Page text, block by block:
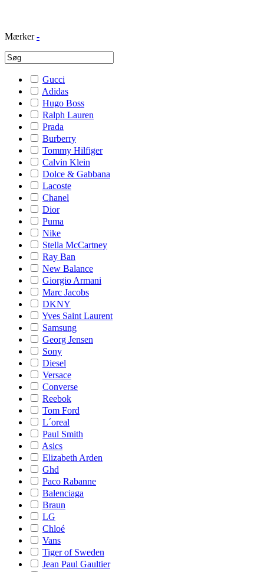
Mærker -
Gucci
Adidas
Hugo Boss
Ralph Lauren
Prada
Burberry
Tommy Hilfiger
Calvin Klein
Dolce & Gabbana
Lacoste
Chanel
Dior
Puma
Nike
Stella McCartney
Ray Ban
New Balance
Giorgio Armani
Marc Jacobs
DKNY
Yves Saint Laurent
Samsung
Georg Jensen
Sony
Diesel
Versace
Converse
Reebok
Tom Ford
L´oreal
Paul Smith
Asics
Elizabeth Arden
Ghd
Paco Rabanne
Balenciaga
Braun
LG
Chloé
Vans
Tiger of Sweden
Jean Paul Gaultier